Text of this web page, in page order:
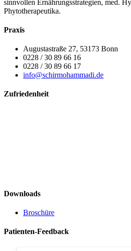
sinnvollen Ernährungsstrategien, med.
Phytotherapeutika.
Praxis
Augustastraße 27, 53173 Bonn
0228 / 30 89 66 16
0228 / 30 89 66 17
info@schirmohammadi.de
Zufriedenheit
Downloads
Broschüre
Patienten-Feedback